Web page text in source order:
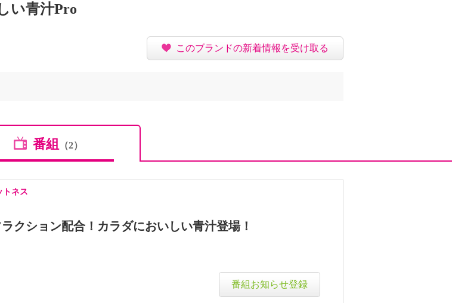
い青汁Pro
このブランドの新着情報を受け取る
番組 （2）
トネス
クション配合！カラダにおいしい青汁登場！
番組お知らせ登録